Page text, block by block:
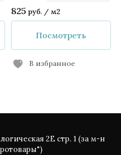
825 руб. / м2
Посмотреть
В избранное
2Е стр. 1 (за м-н